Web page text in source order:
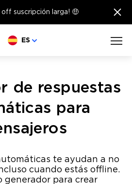
off suscripción larga! 🤑 ×
Elige lengua
ES
de respuestas
para
te ayudan a no
cuando estás offline.
generador para crear